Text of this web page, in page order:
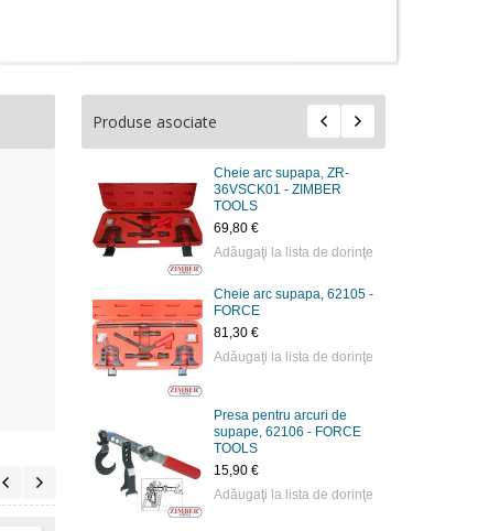
Produse asociate
Cheie arc supapa, ZR-
36VSCK01 - ZIMBER
TOOLS
69,80 €
Adăugaţi la lista de dorinţe
Cheie arc supapa, 62105 -
FORCE
81,30 €
Adăugaţi la lista de dorinţe
Presa pentru arcuri de
supape, 62106 - FORCE
TOOLS
15,90 €
Adăugaţi la lista de dorinţe